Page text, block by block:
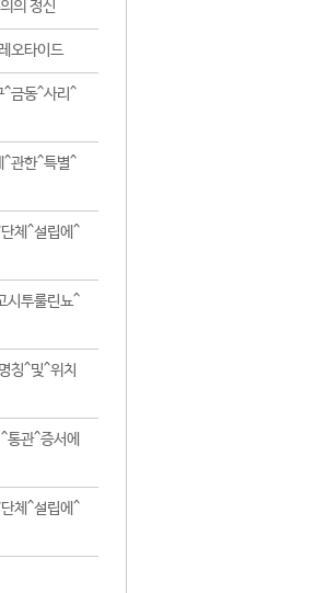
의 정신
오타이드
^금동^사리^
^관한^특별^
체^설립에^
시투룰린뇨^
칭^및^위치
관^증서에
체^설립에^